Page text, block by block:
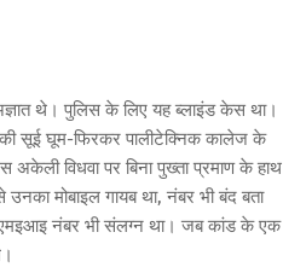
थे। पुलिस के लिए यह ब्लाइंड केस था।
सूई घूम-फिरकर पालीटेक्निक कालेज के
विधवा पर बिना पुख्ता प्रमाण के हाथ
उनका मोबाइल गायब था, नंबर भी बंद बता
नंबर भी संलग्न था। जब कांड के एक